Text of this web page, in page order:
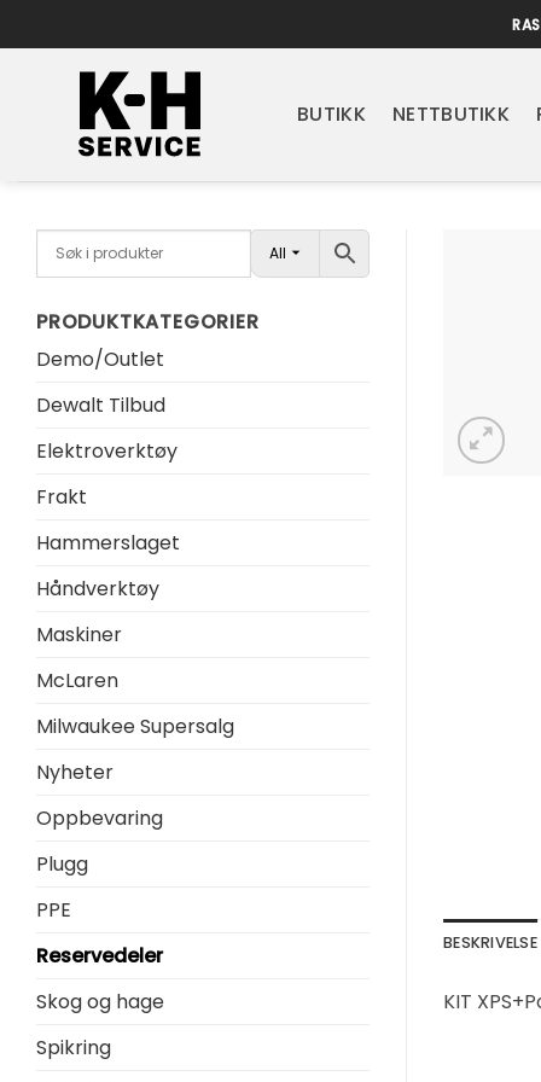
to
BUTIKK NETTBUTIKK
All
PRODUKTKATEGORIER
Demo/Outlet
Dewalt Tilbud
Elektroverktøy
Frakt
Hammerslaget
Håndverktøy
Maskiner
McLaren
Milwaukee Supersalg
Nyheter
Oppbevaring
Plugg
PPE
Reservedeler
Skog og hage
Spikring
BESKRIVELSE
KIT